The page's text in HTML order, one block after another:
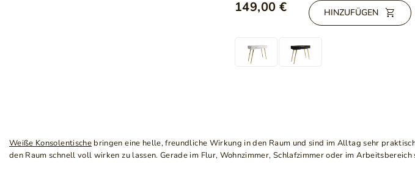
149,00 € HINZUFÜGEN
Weiße Konsolentische bringen eine helle, freundliche Wirkung in den Raum und sind im Alltag sehr
den Raum schnell voll wirken zu lassen. Gerade im Flur, Wohnzimmer, Schlafzimmer oder im